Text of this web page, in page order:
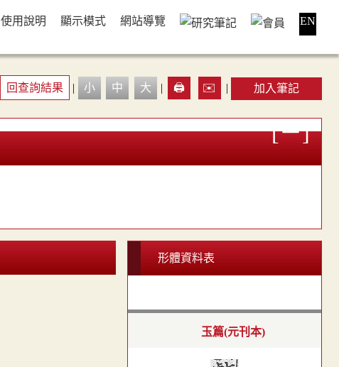
使用說明 顯示模式 網站導覽 EN
回查詢結果 | 小 中 大 | 🖨️ ✉️ | 加入筆記
形體資料表
玉篇(元刊本)